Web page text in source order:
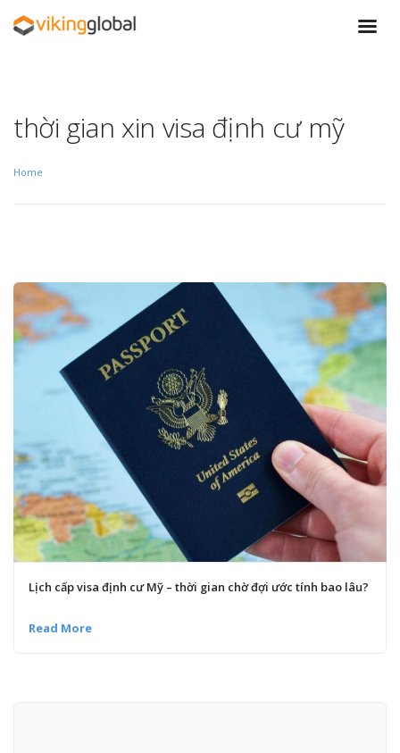
thời gian xin visa định cư mỹ
Home
Lịch cấp visa định cư Mỹ – thời gian chờ đợi ước tính bao lâu?
Read More